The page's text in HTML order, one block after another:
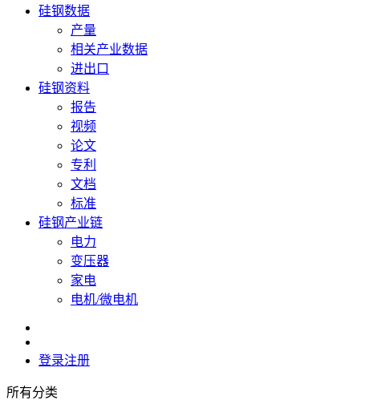
硅钢数据
产量
相关产业数据
进出口
硅钢资料
报告
视频
论文
专利
文档
标准
硅钢产业链
电力
变压器
家电
电机/微电机
登录注册
所有分类